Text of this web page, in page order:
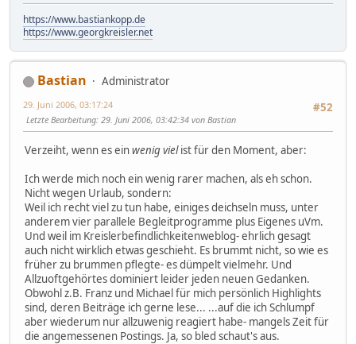
https://www.bastiankopp.de
https://www.georgkreisler.net
Bastian
Administrator
#52
29. Juni 2006, 03:17:24
Letzte Bearbeitung: 29. Juni 2006, 03:42:34 von Bastian
Verzeiht, wenn es einwenig vielist für den Moment, aber:
Ich werde mich noch ein wenig rarer machen, als eh schon.
Nicht wegen Urlaub, sondern:
Weil ich recht viel zu tun habe, einiges deichseln muss, unter
anderem vier parallele Begleitprogramme plus Eigenes uVm.
Und weil im Kreislerbefindlichkeitenweblog- ehrlich gesagt
auch nicht wirklich etwas geschieht. Es brummt nicht, so wie es
früher zu brummen pflegte- es dümpelt vielmehr. Und
Allzuoftgehörtes dominiert leider jeden neuen Gedanken.
Obwohl z.B. Franz und Michael für mich persönlich Highlights
sind, deren Beiträge ich gerne lese... ...auf die ich Schlumpf
aber wiederum nur allzuwenig reagiert habe- mangels Zeit für
die angemessenen Postings. Ja, so bled schaut's aus.